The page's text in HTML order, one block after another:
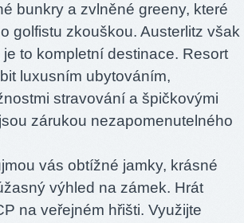
bunkry a zvlněné greeny, které
golfistu zkouškou. Austerlitz však
to kompletní destinace. Resort
luxusním ubytováním,
stravování a špičkovými
zárukou nezapomenutelného
vás obtížné jamky, krásné
výhled na zámek. Hrát
na veřejném hřišti. Využijte